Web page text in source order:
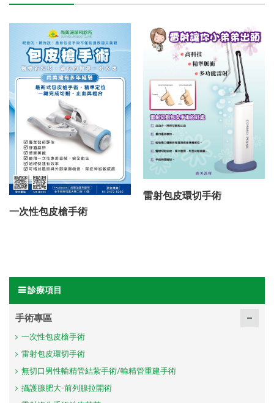
一次性包皮槍手術
雷射包皮環切手術
診療項目
手術專區
一次性包皮槍手術
雷射包皮環切手術
無切口男性輸精管結紮手術/輸精管重建手術
攝護腺肥大-前列腺拉開術